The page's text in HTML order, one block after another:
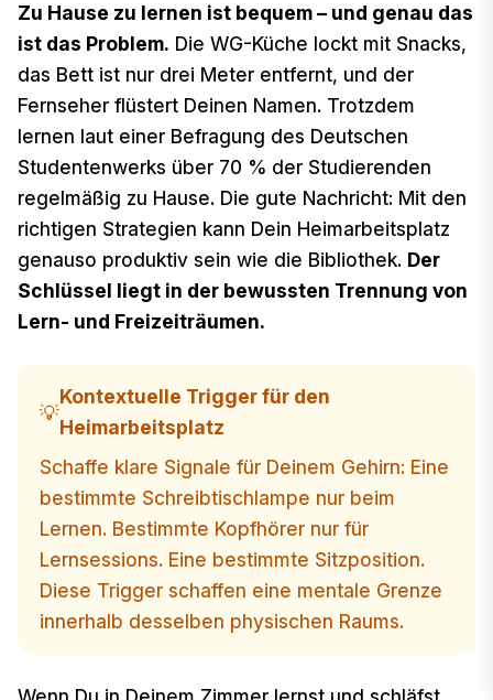
Zu Hause zu lernen ist bequem – und genau das
ist das Problem. Die WG-Küche lockt mit Snacks,
das Bett ist nur drei Meter entfernt, und der
Fernseher flüstert Deinen Namen. Trotzdem
lernen laut einer Befragung des Deutschen
Studentenwerks über 70 % der Studierenden
regelmäßig zu Hause. Die gute Nachricht: Mit den
richtigen Strategien kann Dein Heimarbeitsplatz
genauso produktiv sein wie die Bibliothek. Der
Schlüssel liegt in der bewussten Trennung von
Lern- und Freizeiträumen.
💡
Kontextuelle Trigger für den
Heimarbeitsplatz
Schaffe klare Signale für Deinem Gehirn: Eine
bestimmte Schreibtischlampe nur beim
Lernen. Bestimmte Kopfhörer nur für
Lernsessions. Eine bestimmte Sitzposition.
Diese Trigger schaffen eine mentale Grenze
innerhalb desselben physischen Raums.